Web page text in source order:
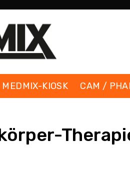
MEDMIX-KIOSK CAM /